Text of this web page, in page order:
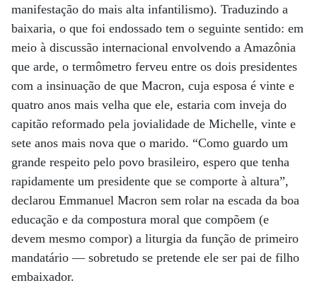
manifestação do mais alta infantilismo). Traduzindo a
baixaria, o que foi endossado tem o seguinte sentido: em
meio à discussão internacional envolvendo a Amazônia
que arde, o termômetro ferveu entre os dois presidentes
com a insinuação de que Macron, cuja esposa é vinte e
quatro anos mais velha que ele, estaria com inveja do
capitão reformado pela jovialidade de Michelle, vinte e
sete anos mais nova que o marido. “Como guardo um
grande respeito pelo povo brasileiro, espero que tenha
rapidamente um presidente que se comporte à altura”,
declarou Emmanuel Macron sem rolar na escada da boa
educação e da compostura moral que compõem (e
devem mesmo compor) a liturgia da função de primeiro
mandatário ­— sobretudo se pretende ele ser pai de filho
embaixador.